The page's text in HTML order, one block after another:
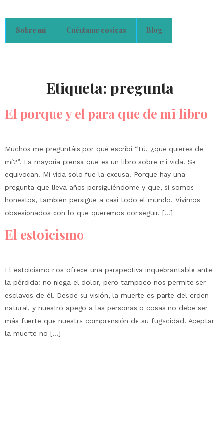
Sobre mí Cuéntame cosicas Blog
Etiqueta: pregunta
El porque y el para que de mi libro
Muchos me preguntáis por qué escribí “Tú, ¿qué quieres de
mí?”. La mayoría piensa que es un libro sobre mi vida. Se
equivocan. Mi vida solo fue la excusa. Porque hay una
pregunta que lleva años persiguiéndome y que, si somos
honestos, también persigue a casi todo el mundo. Vivimos
obsesionados con lo que queremos conseguir. […]
El estoicismo
El estoicismo nos ofrece una perspectiva inquebrantable ante
la pérdida: no niega el dolor, pero tampoco nos permite ser
esclavos de él. Desde su visión, la muerte es parte del orden
natural, y nuestro apego a las personas o cosas no debe ser
más fuerte que nuestra comprensión de su fugacidad. Aceptar
la muerte no […]